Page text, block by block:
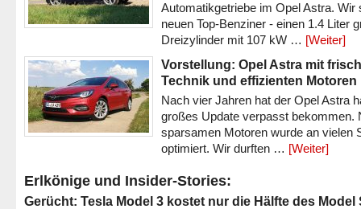
Automatikgetriebe im Opel Astra. Wir
neuen Top-Benziner - einen 1.4 Liter
Dreizylinder mit 107 kW … [Weiter]
Vorstellung: Opel Astra mit
Technik und effizienten Motoren
Nach vier Jahren hat der Opel Astra
großes Update verpasst bekommen.
sparsamen Motoren wurde an vielen
optimiert. Wir durften … [Weiter]
Erlkönige und Insider-Stories:
Gerücht: Tesla Model 3 kostet nur die Hälfte des Model